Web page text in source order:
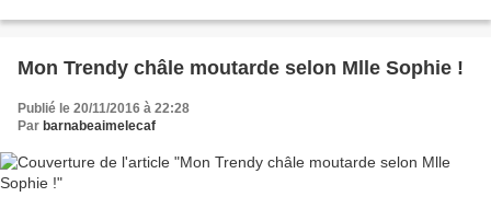
Mon Trendy châle moutarde selon Mlle Sophie !
Publié le 20/11/2016 à 22:28
Par barnabeaimelecaf